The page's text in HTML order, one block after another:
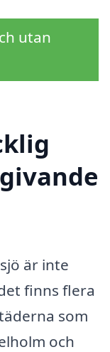
utan
är inte
finns flera
som
och